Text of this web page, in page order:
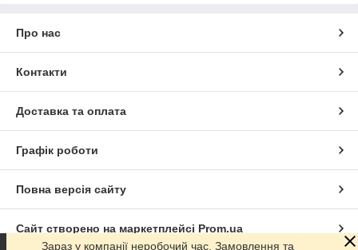
Про нас
Контакти
Доставка та оплата
Графік роботи
Повна версія сайту
Сайт створено на маркетплейсі Prom.ua
Зараз у компанії неробочий час. Замовлення та